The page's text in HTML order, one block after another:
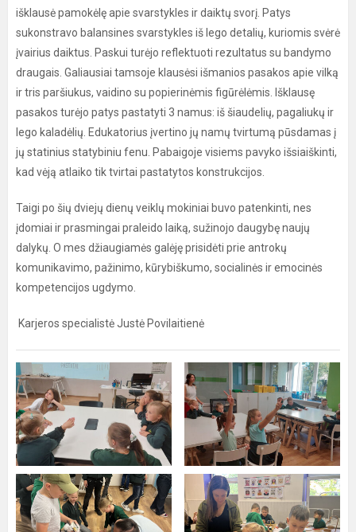
išklausė pamokėlę apie svarstykles ir daiktų svorį. Patys
sukonstravo balansines svarstykles iš lego detalių, kuriomis svėrė
įvairius daiktus. Paskui turėjo reflektuoti rezultatus su bandymo
draugais. Galiausiai tamsoje klausėsi išmanios pasakos apie vilką
ir tris paršiukus, vaidino su popierinėmis figūrėlėmis. Išklausę
pasakos turėjo patys pastatyti 3 namus: iš šiaudelių, pagaliukų ir
lego kaladėlių. Edukatorius įvertino jų namų tvirtumą pūsdamas į
jų statinius statybiniu fenu. Pabaigoje visiems pavyko išsiaiškinti,
kad vėją atlaiko tik tvirtai pastatytos konstrukcijos.
Taigi po šių dviejų dienų veiklų mokiniai buvo patenkinti, nes
įdomiai ir prasmingai praleido laiką, sužinojo daugybę naujų
dalykų. O mes džiaugiamės galėję prisidėti prie antrokų
komunikavimo, pažinimo, kūrybiškumo, socialinės ir emocinės
kompetencijos ugdymo.
Karjeros specialistė Justė Povilaitienė